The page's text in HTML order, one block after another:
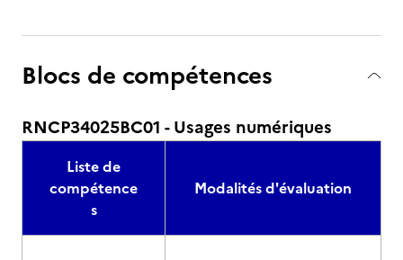
Blocs de compétences
RNCP34025BC01 - Usages numériques
Liste de
compétence
s
Modalités d'évaluation